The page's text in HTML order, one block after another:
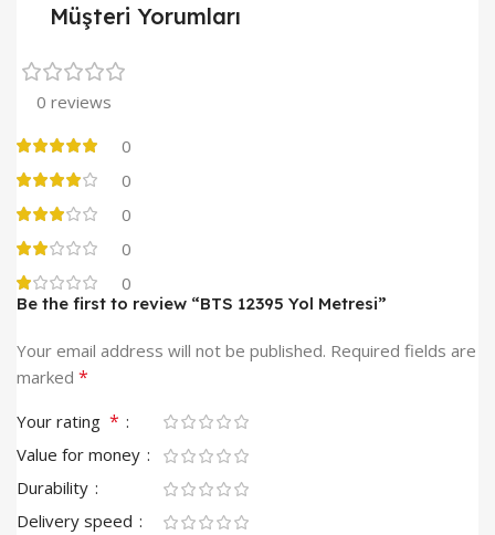
Müşteri Yorumları
0 reviews
0
0
0
0
0
Be the first to review “BTS 12395 Yol Metresi”
Your email address will not be published. Required fields are
marked *
Your rating *
Value for money
Durability
Delivery speed